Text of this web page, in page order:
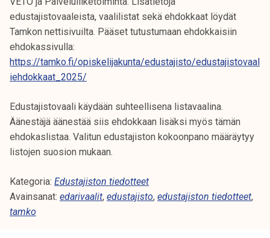
a
k
u
n
t
edustajistovaaleista, vaalilistat sekä ehdokkaat löydät
Tamkon nettisivuilta. Pääset tutustumaan ehdokkaisiin
ehdokassivulla:
https://tamko.fi/opiskelijakunta/edustajisto/edustajistovaal
iehdokkaat_2025/
Edustajistovaali käydään suhteellisena listavaalina.
Äänestäjä äänestää siis ehdokkaan lisäksi myös tämän
ehdokaslistaa. Valitun edustajiston kokoonpano määräytyy
listojen suosion mukaan.
Kategoria: Edustajiston tiedotteet
Avainsanat: edarivaalit, edustajisto, edustajiston tiedotteet,
tamko